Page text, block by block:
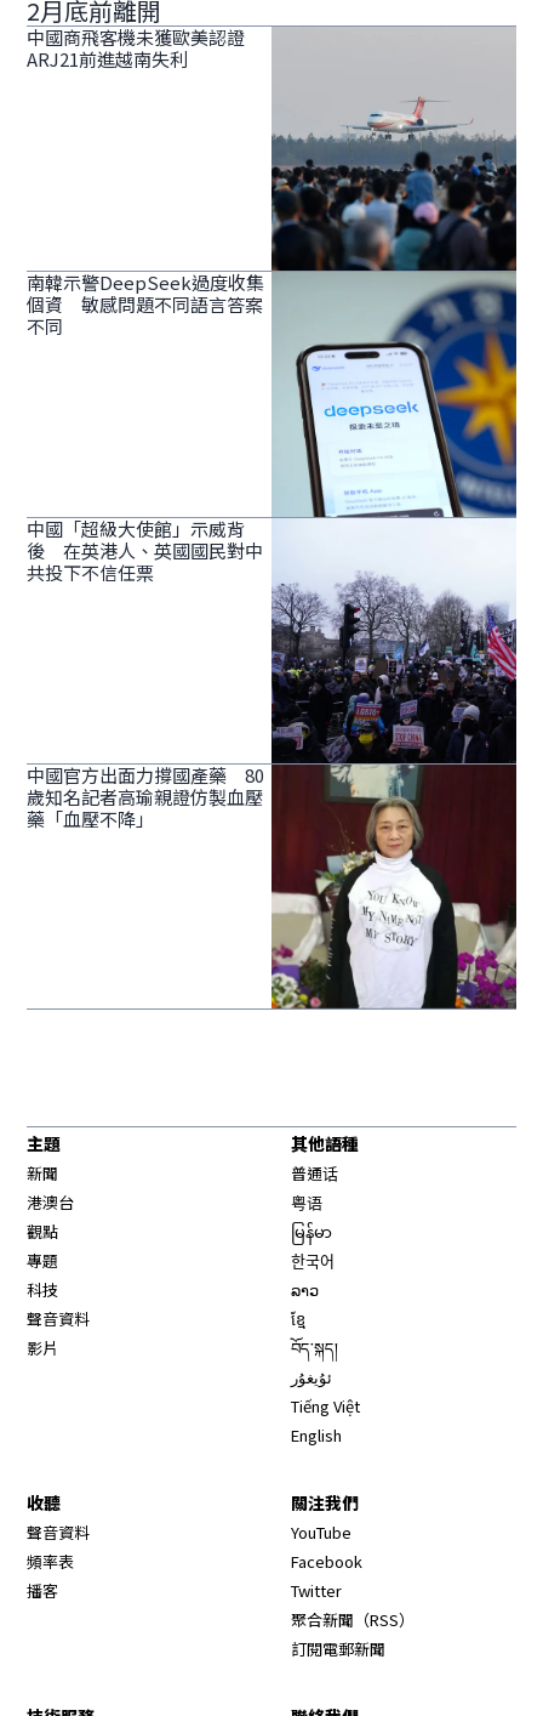
2月底前離開
中國商飛客機未獲歐美認證
ARJ21前進越南失利
南韓示警DeepSeek過度收集
個資 敏感問題不同語言答案
不同
中國「超級大使館」示威背
後 在英港人、英國國民對中
共投下不信任票
中國官方出面力撐國產藥 80
歲知名記者高瑜親證仿製血壓
藥「血壓不降」
主題
新聞
港澳台
觀點
專題
科技
聲音資料
影片
其他語種
普通话
粤语
မြန်မာ
한국어
ລາວ
ខ្មែ
བོད་སྐད།
ئۇيغۇر
Tiếng Việt
English
收聽
聲音資料
頻率表
播客
關注我們
YouTube
Facebook
Twitter
聚合新聞（RSS）
訂閱電郵新聞